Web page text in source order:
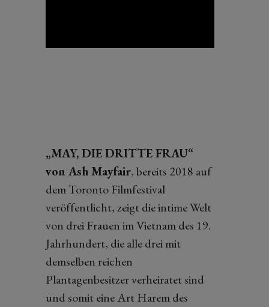
„MAY, DIE DRITTE FRAU“
von Ash Mayfair, bereits 2018 auf
dem Toronto Filmfestival
veröffentlicht, zeigt die intime Welt
von drei Frauen im Vietnam des 19.
Jahrhundert, die alle drei mit
demselben reichen
Plantagenbesitzer verheiratet sind
und somit eine Art Harem des